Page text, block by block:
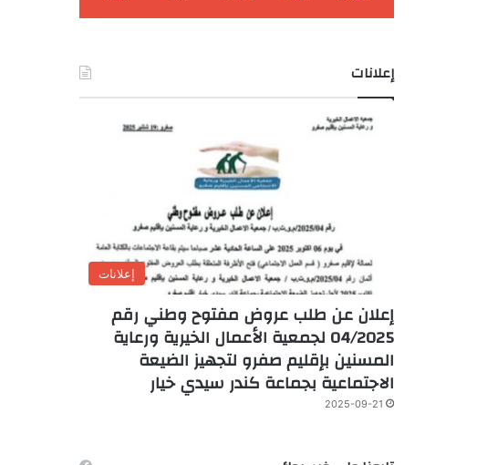
إعلانات
إعلانات
إعلان عن طلب عروض مفتوح وطني رقم
04/2025 لجمعية الأعمال الخيرية ورعاية
المسنين بإقليم صفرو لتجهيز الضيعة
الاجتماعية بجماعة كندر سيدي خيار
2025-09-21